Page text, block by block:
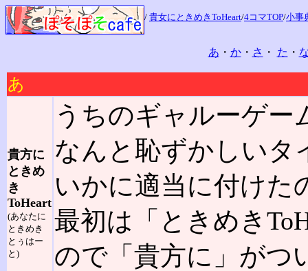
/ 貴女にときめきToHeart/4コマTOP/小事
あ ・ か・ さ ・ た ・
あ
貴方に
ときめ
き
ToHeart
(あなたに
ときめき
とぅはー
と)
うちのギャルーゲー
なんと恥ずかしいタ
いかに適当に付けた
最初は「ときめき
ので「貴方に」がつ